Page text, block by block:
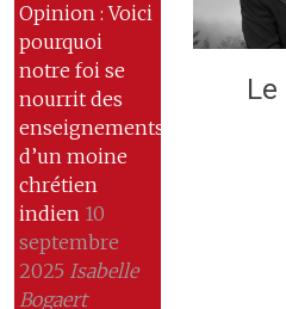
Opinion : Voici
pourquoi
notre foi se
nourrit des
enseignements
d’un moine
chrétien
indien 10
septembre
2025 Isabelle
Bogaert